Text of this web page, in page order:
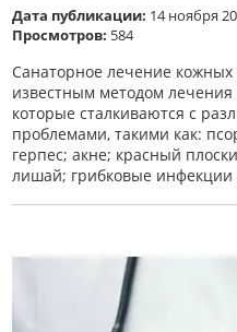
Дата публикации: 14 ноября
Просмотров: 584
Санаторное лечение
известным методом
которые сталкиваются с
проблемами, такими как:
герпес; акне; красный
лишай; грибковые инфекции